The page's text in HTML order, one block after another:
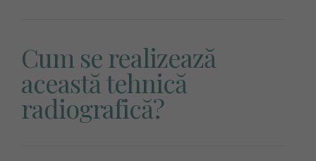
Cum se realizează
această tehnică
radiografică?